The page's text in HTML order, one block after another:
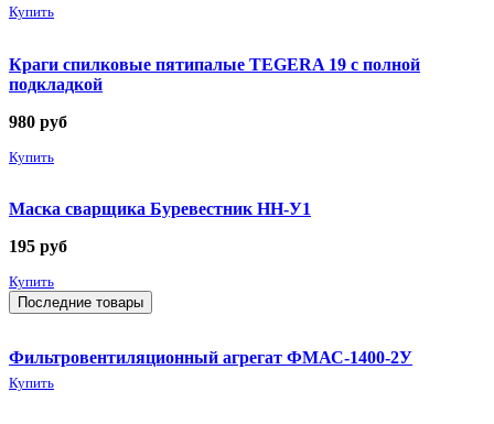
Купить
Краги спилковые пятипалые TEGERA 19 с полной
подкладкой
980 руб
Купить
Маска сварщика Буревестник НН-У1
195 руб
Купить
Последние товары
Фильтровентиляционный агрегат ФМАС-1400-2У
Купить